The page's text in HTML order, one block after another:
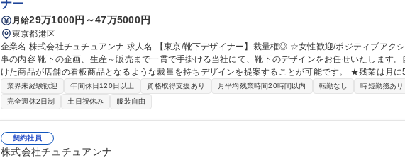
ナー
月給29万1000円～47万5000円
東京都港区
企業名 株式会社チュチュアンナ 求人名 【東京/靴下デザイナー】裁量権◎ ☆女性歓迎/ポジティブアクション☆ 仕
事の内容 靴下の企画、生産～販売まで一貫で手掛ける当社にて、靴下のデザインをお任せいたします。
けた商品が店舗の看板商品となるような裁量を持ちデザインを提案することが可能です。 ★残業は月に
間★ 【ターゲット】ヤング・キャリアがメインターゲットです。今後は、より品質を高めた商品開発の強化や、
ヤングミセスに向けた商品開発など、靴下事業の拡大に力を入れていきます。 ■当社は、靴下/インナー
製造から小売まで手掛けており、店舗数･売上ともに成長を継続。直近ではECやWEBマーケティング部
し、外部環境の変化に対応する強い組織づくりを目指しています。 募集職種 【東京/靴下デザイナー】裁量権◎
☆女性歓迎/ポジティブアクション☆
業界未経験歓迎 年間休日120日以上 資格取得支援あり 月平均残業時間20時間以内 転勤なし
時短勤務あり
完全週休2日制
土日祝休み 服装自由
契約社員
株式会社チュチュアンナ